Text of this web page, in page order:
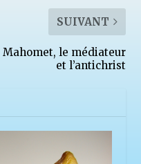
SUIVANT
Mahomet, le médiateur
et l’antichrist